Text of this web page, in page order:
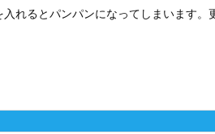
れるとパンパンになってしまいます